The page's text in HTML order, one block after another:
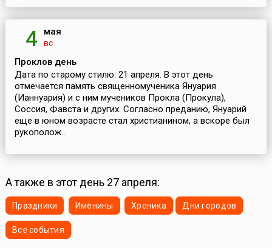
4 мая
вс
Проклов день
Дата по старому стилю: 21 апреля. В этот день
отмечается память священномученика Януария
(Ианнуария) и с ним мучеников Прокла (Прокула),
Соссия, Фавста и других. Согласно преданию, Януарий
еще в юном возрасте стал христианином, а вскоре был
рукополож...
А также в этот день 27 апреля:
Праздники Именины Хроника Дни городов
Все события